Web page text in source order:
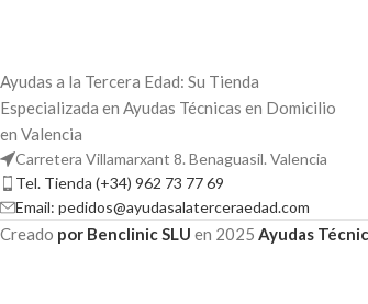
Ayudas a la Tercera Edad: Su Tienda
Especializada en Ayudas Técnicas en Domicilio
en Valencia
Carretera Villamarxant 8. Benaguasil. Valencia
Tel. Tienda (+34) 962 73 77 69
Email: pedidos@ayudasalaterceraedad.com
Creado por Benclinic SLU en 2025 Ayudas